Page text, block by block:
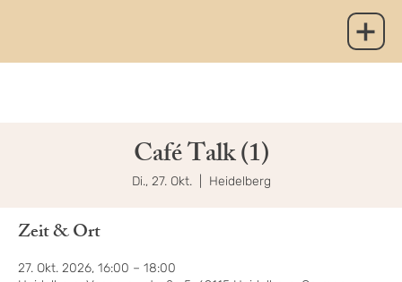
Café Talk (1)
Di., 27. Okt.
  |
Heidelberg
Zeit & Ort
27. Okt. 2026, 16:00 – 18:00